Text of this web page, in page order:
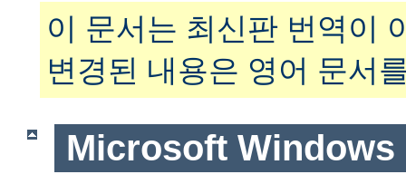
이 문서는 최신판 번역이
변경된 내용은 영어 문서
Microsoft Windows